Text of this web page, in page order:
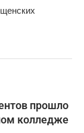
прошло
колледже